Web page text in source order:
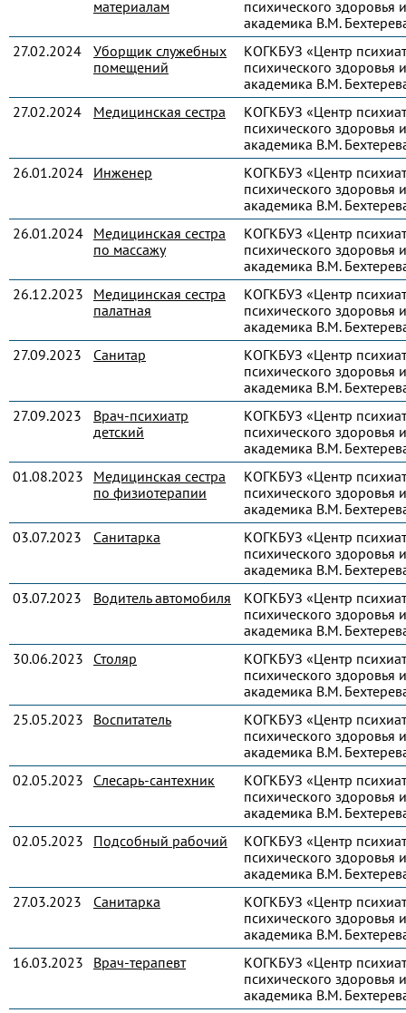
материалам
психического здоровья
академика В.М.
27.02.2024
Уборщик служебных
помещений
КОГКБУЗ «Центр
психического здоровья
академика В.М.
27.02.2024
Медицинская сестра
КОГКБУЗ «Центр
психического здоровья
академика В.М.
26.01.2024 Инженер
КОГКБУЗ «Центр
психического здоровья
академика В.М.
26.01.2024 Медицинская сестра
по массажу
КОГКБУЗ «Центр
психического здоровья
академика В.М.
26.12.2023
Медицинская сестра
палатная
КОГКБУЗ «Центр
психического здоровья
академика В.М.
27.09.2023
Санитар
КОГКБУЗ «Центр
психического здоровья
академика В.М.
27.09.2023
Врач-психиатр
детский
КОГКБУЗ «Центр
психического здоровья
академика В.М.
01.08.2023
Медицинская сестра
по физиотерапии
КОГКБУЗ «Центр
психического здоровья
академика В.М.
03.07.2023
Санитарка
КОГКБУЗ «Центр
психического здоровья
академика В.М.
03.07.2023
Водитель автомобиля
КОГКБУЗ «Центр
психического здоровья
академика В.М.
30.06.2023
Столяр
КОГКБУЗ «Центр
психического здоровья
академика В.М.
25.05.2023
Воспитатель
КОГКБУЗ «Центр
психического здоровья
академика В.М.
02.05.2023
Слесарь-сантехник
КОГКБУЗ «Центр
психического здоровья
академика В.М.
02.05.2023
Подсобный рабочий
КОГКБУЗ «Центр
психического здоровья
академика В.М.
27.03.2023
Санитарка
КОГКБУЗ «Центр
психического здоровья
академика В.М.
16.03.2023
Врач-терапевт
КОГКБУЗ «Центр
психического здоровья
академика В.М.